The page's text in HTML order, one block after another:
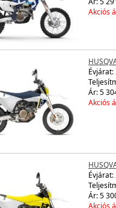
Akciós
Évjárat:
Ár: 5
Akciós
Évjárat:
Ár: 5